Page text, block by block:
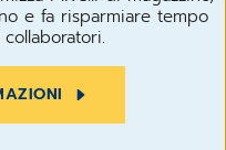
e fa risparmiare tempo